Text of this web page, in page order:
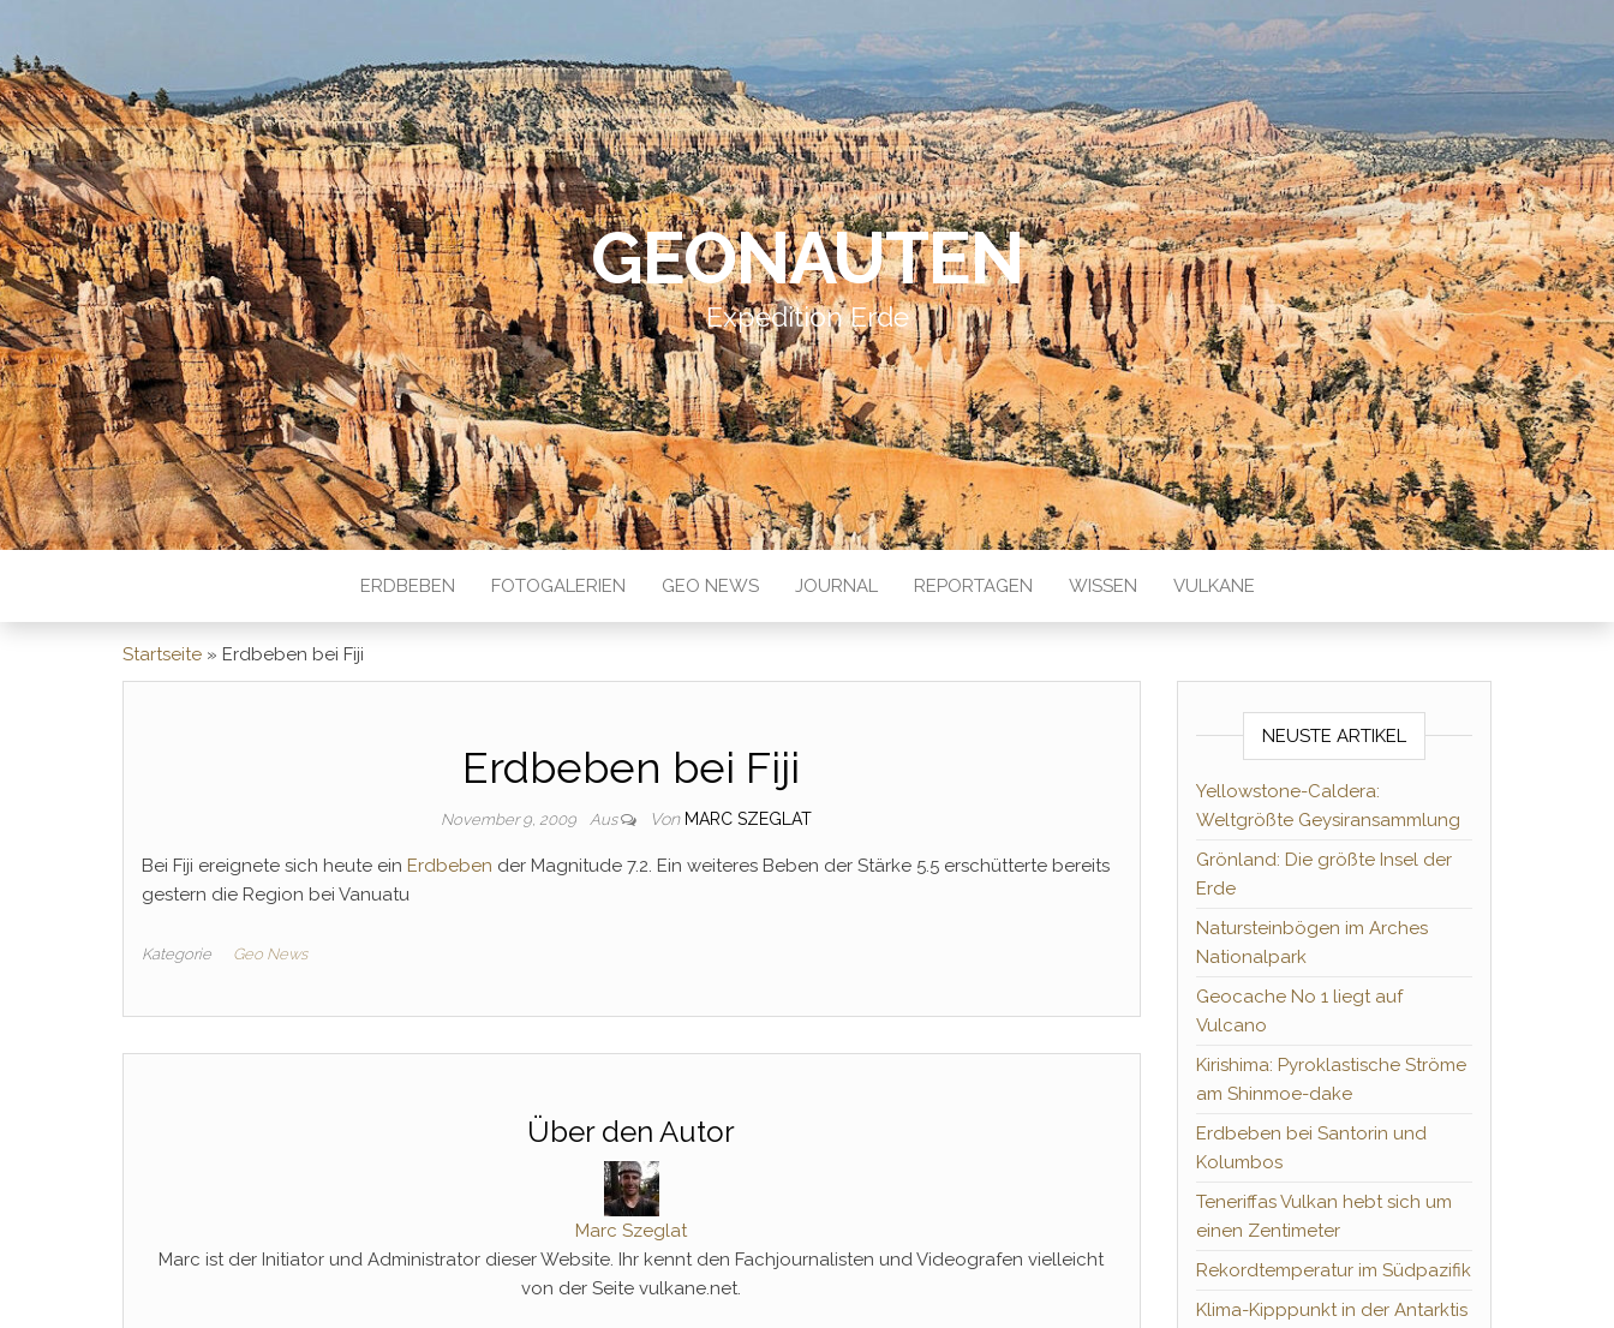
GEONAUTEN
Expedition Erde
ERDBEBEN FOTOGALERIEN GEO NEWS JOURNAL REPORTAGEN WISSEN VULKANE
Startseite » Erdbeben bei Fiji
Erdbeben bei Fiji
November 9, 2009 Aus Von MARC SZEGLAT
Bei Fiji ereignete sich heute ein Erdbeben der Magnitude 7.2. Ein weiteres Beben der Stärke 5.5 erschütterte bereits
gestern die Region bei Vanuatu
Kategorie Geo News
Über den Autor
Marc Szeglat
Marc ist der Initiator und Administrator dieser Website. Ihr kennt den Fachjournalisten und Videografen vielleicht
von der Seite vulkane.net.
NEUSTE ARTIKEL
Yellowstone-Caldera:
Weltgrößte Geysiransammlung
Grönland: Die größte Insel der
Erde
Natursteinbögen im Arches
Nationalpark
Geocache No 1 liegt auf
Vulcano
Kirishima: Pyroklastische Ströme
am Shinmoe-dake
Erdbeben bei Santorin und
Kolumbos
Teneriffas Vulkan hebt sich um
einen Zentimeter
Rekordtemperatur im Südpazifik
Klima-Kipppunkt in der Antarktis